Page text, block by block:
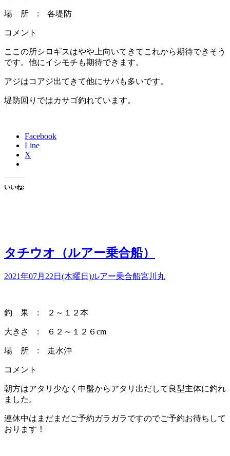
場 所 : 各堤防
コメント
ここの所シロギスはやや上向いてきてこれから期待できそう
です。他にイシモチも期待できます。
アジはコアジ出てきて他にサバも多いです。
堤防回りではカサゴ釣れています。
Facebook
Line
X
いいね:
タチウオ（ルアー乗合船）
2021年07月22日(木曜日)ルアー乗合船宮川丸
釣 果 : ２～１２本
大きさ : ６２～１２６cm
場 所 : 走水沖
コメント
朝方はアタリ少なく中盤からアタリ出だして良型主体に釣れ
ました。
連休中はまだまだご予約ガラガラですのでご予約お待ちして
おります！